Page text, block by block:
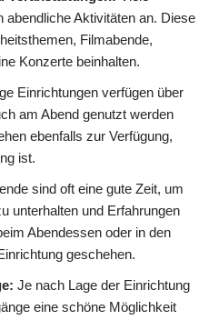
abendliche Aktivitäten an. Diese
Filmabende,
Konzerte beinhalten.
Einrichtungen verfügen über
am Abend genutzt werden
ebenfalls zur Verfügung,
ist.
sind oft eine gute Zeit, um
unterhalten und Erfahrungen
Abendessen oder in den
geschehen.
Je nach Lage der Einrichtung
eine schöne Möglichkeit